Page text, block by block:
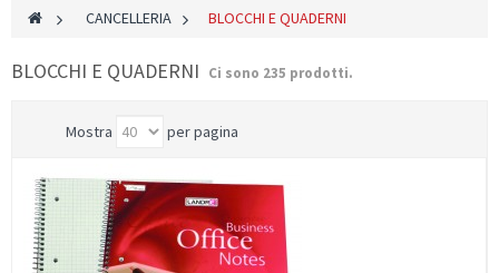
> CANCELLERIA > BLOCCHI E QUADERNI
BLOCCHI E QUADERNI Ci sono 235 prodotti.
Mostra per pagina